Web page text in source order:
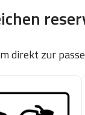
direkt zur